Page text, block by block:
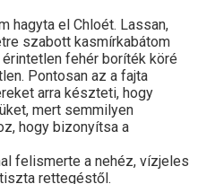
hagyta el Chloét. Lassan,
szabott kasmírkabátom
fehér boríték köré
Pontosan az a fajta
arra készteti, hogy
mert semmilyen
hogy bizonyítsa a
felismerte a nehéz, vízjeles
rettegéstől.